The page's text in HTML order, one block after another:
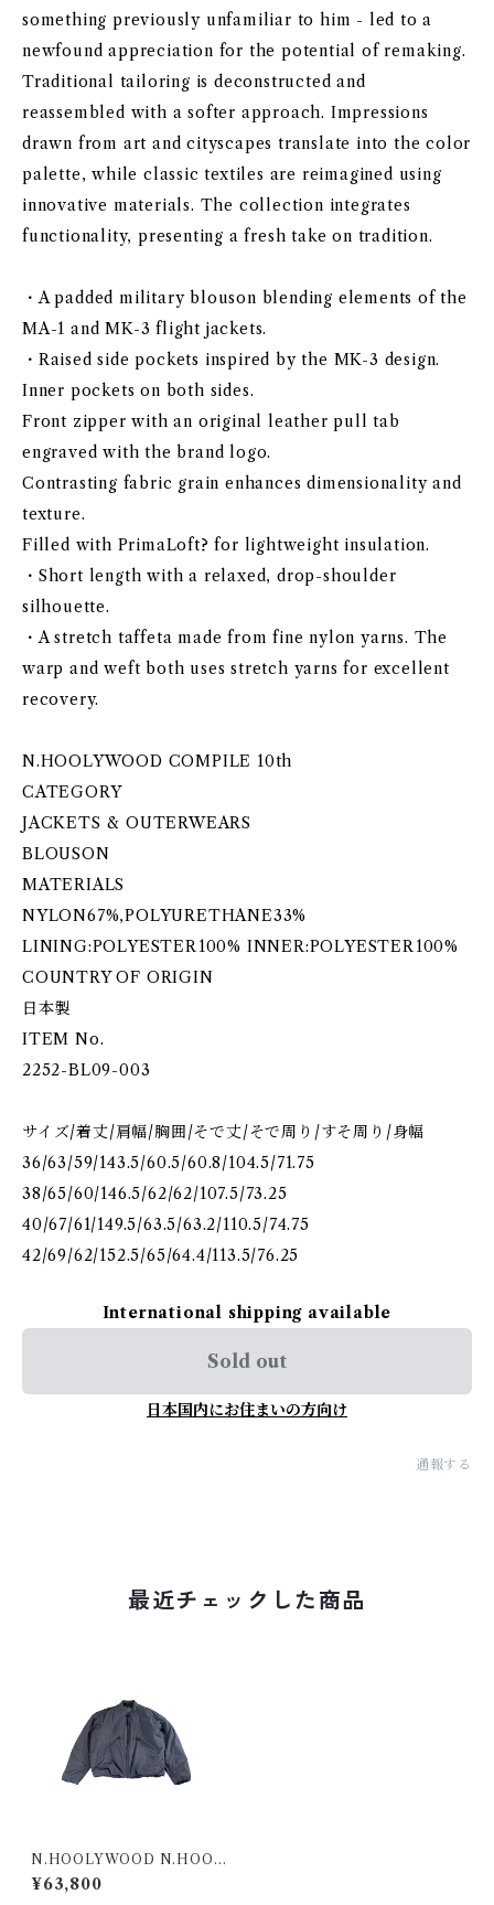
something previously unfamiliar to him - led to a
newfound appreciation for the potential of remaking.
Traditional tailoring is deconstructed and
reassembled with a softer approach. Impressions
drawn from art and cityscapes translate into the color
palette, while classic textiles are reimagined using
innovative materials. The collection integrates
functionality, presenting a fresh take on tradition.
・A padded military blouson blending elements of the
MA-1 and MK-3 flight jackets.
・Raised side pockets inspired by the MK-3 design.
Inner pockets on both sides.
Front zipper with an original leather pull tab
engraved with the brand logo.
Contrasting fabric grain enhances dimensionality and
texture.
Filled with PrimaLoft? for lightweight insulation.
・Short length with a relaxed, drop-shoulder
silhouette.
・A stretch taffeta made from fine nylon yarns. The
warp and weft both uses stretch yarns for excellent
recovery.
N.HOOLYWOOD COMPILE 10th
CATEGORY
JACKETS & OUTERWEARS
BLOUSON
MATERIALS
NYLON67%,POLYURETHANE33%
LINING:POLYESTER100% INNER:POLYESTER100%
COUNTRY OF ORIGIN
日本製
ITEM No.
2252-BL09-003
サイズ/着丈/肩幅/胸囲/そで丈/そで周り/すそ周り/身幅
36/63/59/143.5/60.5/60.8/104.5/71.75
38/65/60/146.5/62/62/107.5/73.25
40/67/61/149.5/63.5/63.2/110.5/74.75
42/69/62/152.5/65/64.4/113.5/76.25
International shipping available
Sold out
日本国内にお住まいの方向け
通報する
最近チェックした商品
N.HOOLYWOOD N.HOOL
YWOOD COMPILE JACK
ETS & OUTERWEARS BLO
¥63,800